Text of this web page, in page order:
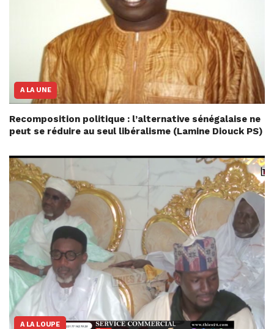
A LA UNE
Recomposition politique : l’alternative sénégalaise ne
peut se réduire au seul libéralisme (Lamine Diouck PS)
A LA LOUPE